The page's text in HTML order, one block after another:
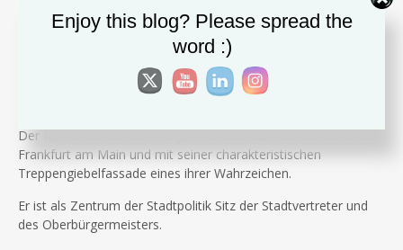
Der Römer ist seit dem 15. Jahrhundert das Rathaus der Stadt
Frankfurt am Main und mit seiner charakteristischen
Treppengiebelfassade eines ihrer Wahrzeichen.
Er ist als Zentrum der Stadtpolitik Sitz der Stadtvertreter und
des Oberbürgermeisters.
Enjoy this blog? Please spread the
word :)